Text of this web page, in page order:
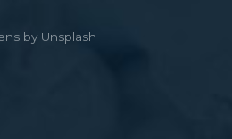
by Unsplash